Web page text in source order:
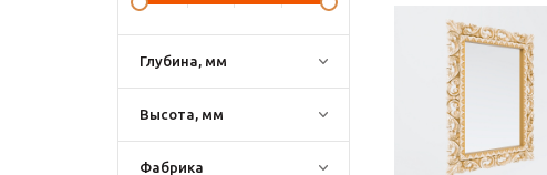
Глубина, мм
Высота, мм
Фабрика